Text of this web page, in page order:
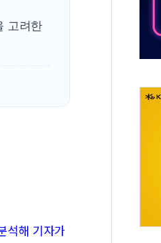
낸 김민석에 '뻔뻔' 받아친 정청래…
, ISA 개편 재검토 지시…與 "적극
고려한
석해 기자가